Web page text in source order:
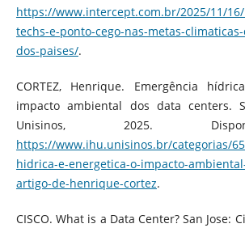
https://www.intercept.com.br/2025/11/
techs-e-ponto-cego-nas-metas-
dos-paises/.
CORTEZ, Henrique. Emergência
impacto ambiental dos data centers.
Unisinos, 2025.
https://www.ihu.unisinos.br/categorias/
hidrica-e-energetica-o-impacto-
artigo-de-henrique-cortez.
CISCO. What is a Data Center? San Jose: